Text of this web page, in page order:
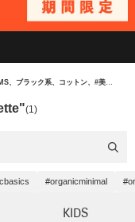
ク系、コットン、#美シルエット）
(1)
#organicminimal
KIDS